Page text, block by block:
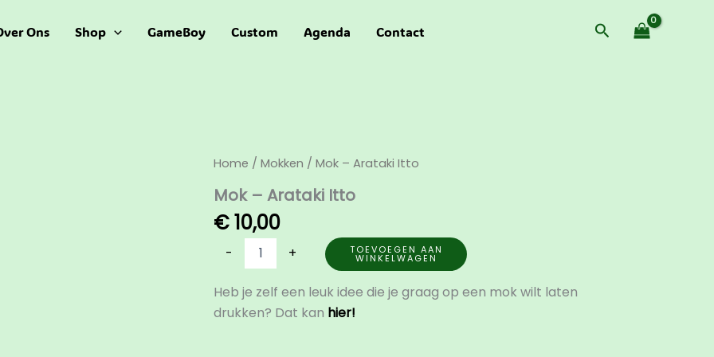
Ons Shop GameBoy Custom Agenda Contact Zoeken
Home /Mokken / Mok – Arataki Itto
Mok – Arataki Itto
€10,00
-
Mok
Arataki
aantal
+ TOEVOEGEN AAN
WINKELWAGEN
Heb je zelf een leuk idee die je graag op een mok wilt laten
drukken? Dat kan hier!